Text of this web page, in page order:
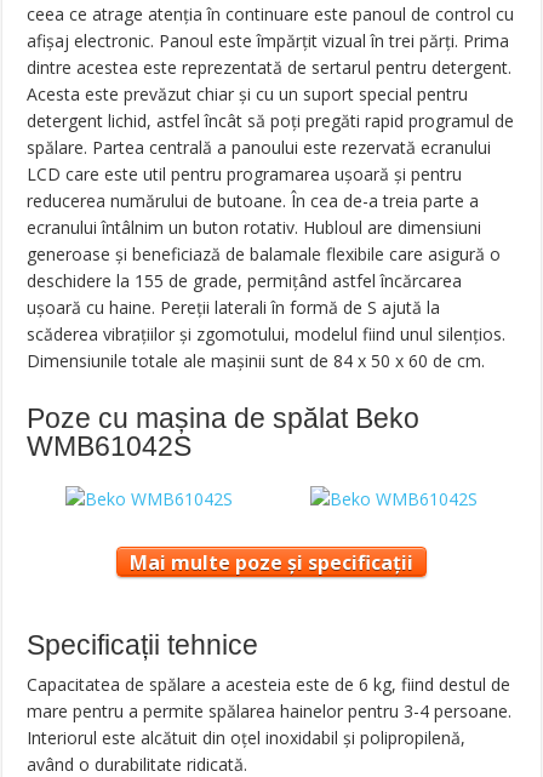
ceea ce atrage atenția în continuare este panoul de control cu
afişaj electronic. Panoul este împărțit vizual în trei părți. Prima
dintre acestea este reprezentată de sertarul pentru detergent.
Acesta este prevăzut chiar şi cu un suport special pentru
detergent lichid, astfel încât să poți pregăti rapid programul de
spălare. Partea centrală a panoului este rezervată ecranului
LCD care este util pentru programarea uşoară şi pentru
reducerea numărului de butoane. În cea de-a treia parte a
ecranului întâlnim un buton rotativ. Hubloul are dimensiuni
generoase şi beneficiază de balamale flexibile care asigură o
deschidere la 155 de grade, permițând astfel încărcarea
uşoară cu haine. Pereții laterali în formă de S ajută la
scăderea vibrațiilor şi zgomotului, modelul fiind unul silențios.
Dimensiunile totale ale maşinii sunt de 84 x 50 x 60 de cm.
Poze cu mașina de spălat Beko
WMB61042S
Mai multe poze și specificații
Specificații tehnice
Capacitatea de spălare a acesteia este de 6 kg, fiind destul de
mare pentru a permite spălarea hainelor pentru 3-4 persoane.
Interiorul este alcătuit din oțel inoxidabil şi polipropilenă,
având o durabilitate ridicată.